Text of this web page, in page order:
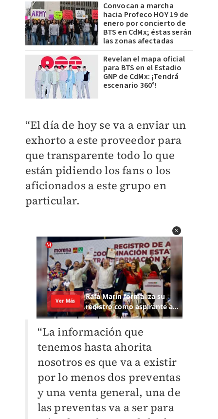
Convocan a marcha
hacia Profeco HOY 19 de
enero por concierto de
BTS en CdMx; éstas serán
las zonas afectadas
Revelan el mapa oficial
para BTS en el Estadio
GNP de CdMx: ¡Tendrá
escenario 360°!
“El día de hoy se va a enviar un
exhorto a este proveedor para
que transparente todo lo que
están pidiendo los fans o los
aficionados a este grupo en
particular.
“La información que
tenemos hasta ahorita
nosotros es que va a existir
por lo menos dos preventas
y una venta general, una de
las preventas va a ser para